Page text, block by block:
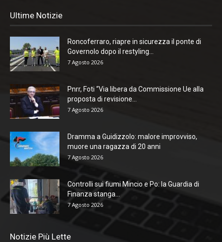
Ultime Notizie
Roncoferraro, riapre in sicurezza il ponte di
Governolo dopo il restyling...
7 Agosto 2026
Pnrr, Foti “Via libera da Commissione Ue alla
proposta di revisione...
7 Agosto 2026
Dramma a Guidizzolo: malore improvviso,
muore una ragazza di 20 anni
7 Agosto 2026
Controlli sui fiumi Mincio e Po: la Guardia di
Finanza stanga...
7 Agosto 2026
Notizie Più Lette